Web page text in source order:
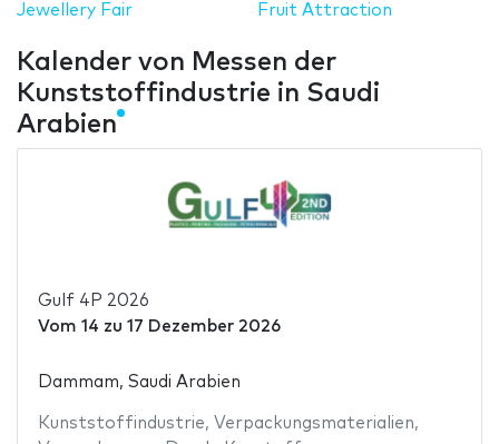
Jewellery Fair
Fruit Attraction
Kalender von Messen der
Kunststoffindustrie in Saudi
Arabien
Gulf 4P 2026
Vom 14 zu 17 Dezember 2026
Dammam, Saudi Arabien
Kunststoffindustrie, Verpackungsmaterialien,